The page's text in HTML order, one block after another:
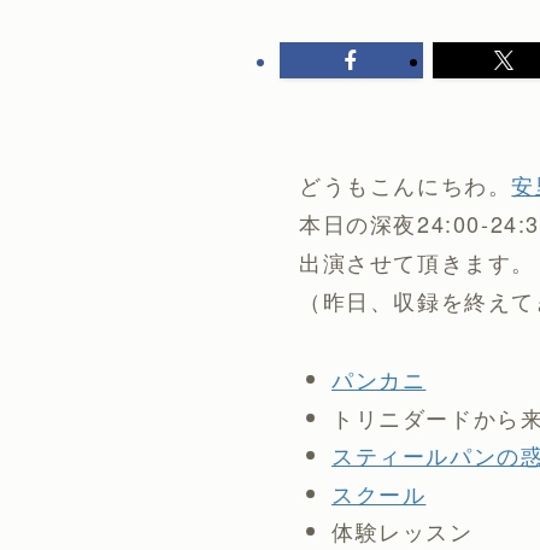
どうもこんにちわ。
本日の深夜24:00-
出演させて頂きます。
（昨日、収録を終え
パンカニ
トリニダードか
スティールパンの
スクール
体験レッスン